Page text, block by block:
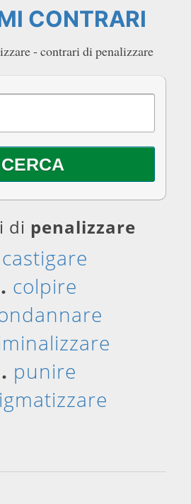
CONTRARI
- contrari di penalizzare
di penalizzare
castigare
colpire
punire